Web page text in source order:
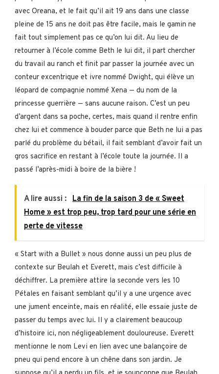
avec Oreana, et le fait qu’il ait 19 ans dans une classe
pleine de 15 ans ne doit pas être facile, mais le gamin ne
fait tout simplement pas ce qu’on lui dit. Au lieu de
retourner à l’école comme Beth le lui dit, il part chercher
du travail au ranch et finit par passer la journée avec un
conteur excentrique et ivre nommé Dwight, qui élève un
léopard de compagnie nommé Xena — du nom de la
princesse guerrière — sans aucune raison. C’est un peu
d’argent dans sa poche, certes, mais quand il rentre enfin
chez lui et commence à bouder parce que Beth ne lui a pas
parlé du problème du bétail, il fait semblant d’avoir fait un
gros sacrifice en restant à l’école toute la journée. Il a
passé l’après-midi à boire de la bière !
A lire aussi : La fin de la saison 3 de « Sweet
Home » est trop peu, trop tard pour une série en
perte de vitesse
« Start with a Bullet » nous donne aussi un peu plus de
contexte sur Beulah et Everett, mais c’est difficile à
déchiffrer. La première attire la seconde vers les 10
Pétales en faisant semblant qu’il y a une urgence avec
une jument enceinte, mais en réalité, elle essaie juste de
passer du temps avec lui. Il y a clairement beaucoup
d’histoire ici, non négligeablement douloureuse. Everett
mentionne le nom Levi en lien avec une balançoire de
pneu qui pend encore à un chêne dans son jardin. Je